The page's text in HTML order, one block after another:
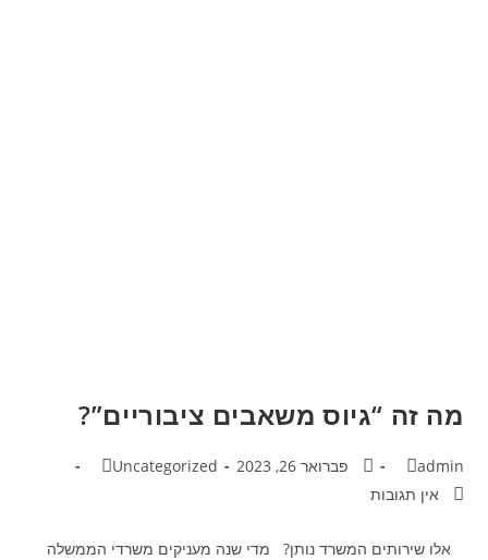
מה זה “גיוס משאבים ציבוריים”?
admin פברואר 26, 2023
Uncategorized
אין תגובות
אלו שירותים המשרד נותן? מדי שנה מעניקים משרדי הממשלה